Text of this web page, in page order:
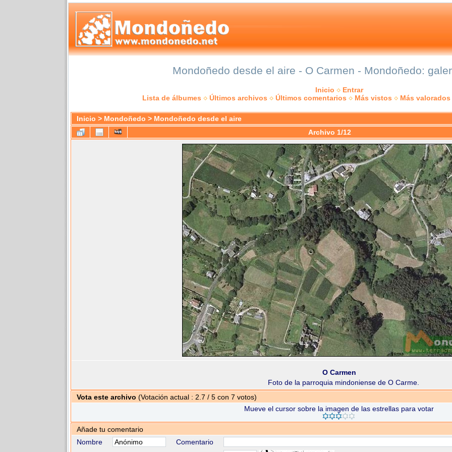
Mondoñedo desde el aire - O Carmen - Mondoñedo:
Inicio
Entrar
Lista de álbumes
Últimos archivos Últimos comentarios Más vistos Más valorados
Inicio > Mondoñedo > Mondoñedo desde el aire
Archivo 1/12
O Carmen
Foto de la parroquia mindoniense de O Carme.
Vota este archivo (Votación actual : 2.7 / 5 con 7 votos)
Mueve el cursor sobre la imagen de las estrellas para votar
Añade tu comentario
Nombre
Comentario